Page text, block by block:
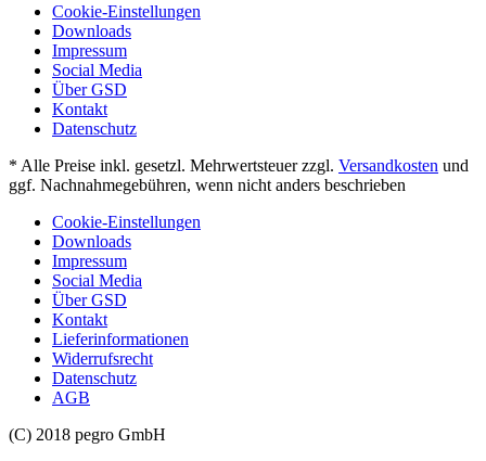
Cookie-Einstellungen
Downloads
Impressum
Social Media
Über GSD
Kontakt
Datenschutz
* Alle Preise inkl. gesetzl. Mehrwertsteuer zzgl. Versandkosten und
ggf. Nachnahmegebühren, wenn nicht anders beschrieben
Cookie-Einstellungen
Downloads
Impressum
Social Media
Über GSD
Kontakt
Lieferinformationen
Widerrufsrecht
Datenschutz
AGB
(C) 2018 pegro GmbH